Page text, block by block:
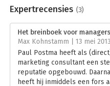
onthult op grond van die
ook uw baas, collega's en
waarom ze dat zo doen. Even
voor uzelf als uw omgeving.
Ontdek hoe u beter uw werk
kunt realiseren en meer van
Postma vertelt hoe uw
Taal:
Nederlands
Aantal pagina's:
Uitgever:
Business
Druk:
1
Verschijningsdatum:
17-4-2009
Hoofdrubriek: Algemeen
Expertrecensies (3)
Het breinboek voor managers
Max Kohnstamm | 13 mei 2013
Paul Postma heeft als
marketing consultant een
reputatie opgebouwd.
heeft hij inmiddels een fors